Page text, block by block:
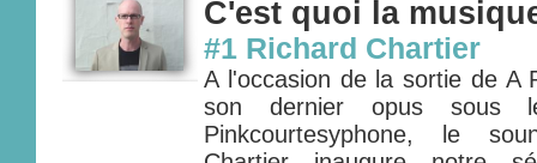
C'est quoi la
#1 Richard Chartier
A l'occasion de la sortie de A
son dernier opus sous
Pinkcourtesyphone, le